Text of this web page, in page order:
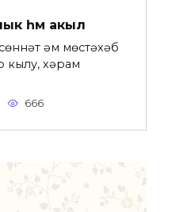
һәм акыл
һәм мөстәхәб
кылу, хәрам
666